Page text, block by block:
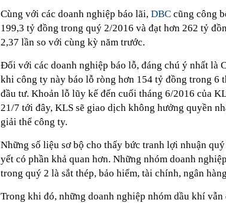
Cùng với các doanh nghiệp báo lãi, DBC cũng công
199,3 tỷ đồng trong quý 2/2016 và đạt hơn 262 tỷ
2,37 lần so với cùng kỳ năm trước.
Đối với các doanh nghiệp báo lỗ, đáng chú ý nhất là
khi công ty này báo lỗ ròng hơn 154 tỷ đồng trong 6
đầu tư. Khoản lỗ lũy kế đến cuối tháng 6/2016 của
21/7 tới đây, KLS sẽ giao dịch không hưởng quyền
giải thể công ty.
Những số liệu sơ bộ cho thấy bức tranh lợi nhuận
yết có phần khả quan hơn. Những nhóm doanh
trong quý 2 là sắt thép, bảo hiểm, tài chính, ngân
Trong khi đó, những doanh nghiệp nhóm dầu khí